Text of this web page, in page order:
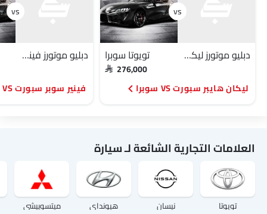
دبليو موتورز ليكان هايبر سبورت تويوتا سوبرا
SAR 276,000
ليكان هايبر سبورت VS سوبرا
دبليو موتورز فينير سوبر سبورت
فينير سوبر سبورت VS سوبرا
العلامات التجارية الشائعة لـ سيارة
تويوتا نيسان هيونداي ميتسوبيشي